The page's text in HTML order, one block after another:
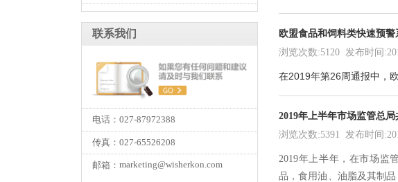
联系我们
电话：027-87972388
传真：027-65526208
邮箱： marketing@wisherkon.com
欧盟食品和饲料类快速预
浏览次数:5120 发布时间
在2019年第26周通报中，
2019年上半年市场监管总
浏览次数:5391 发布时间
2019年上半年，在市场监
品，食用油、油脂及其制